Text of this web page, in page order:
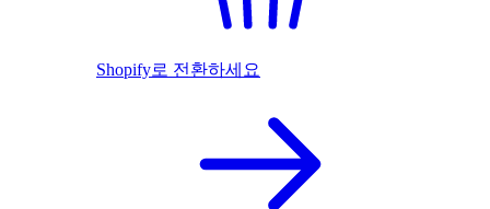
Shopify로 전환하세요